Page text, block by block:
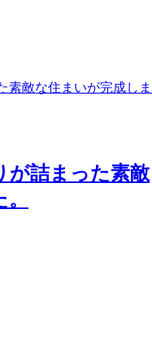
が詰まった素敵